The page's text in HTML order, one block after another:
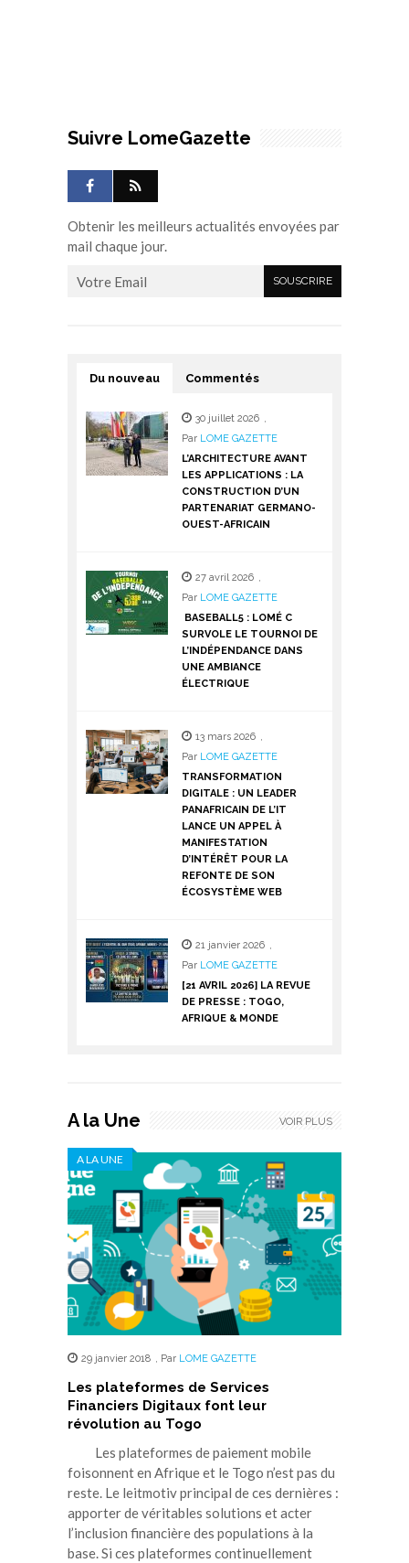
Suivre LomeGazette
Obtenir les meilleurs actualités envoyées par
mail chaque jour.
Du nouveau Commentés
30 juillet 2026 ,
Par LOME GAZETTE
L’ARCHITECTURE AVANT
LES APPLICATIONS : LA
CONSTRUCTION D’UN
PARTENARIAT GERMANO-
OUEST-AFRICAIN
27 avril 2026 ,
Par LOME GAZETTE
BASEBALL5 : LOMÉ C
SURVOLE LE TOURNOI DE
L’INDÉPENDANCE DANS
UNE AMBIANCE
ÉLECTRIQUE
13 mars 2026 ,
Par LOME GAZETTE
TRANSFORMATION
DIGITALE : UN LEADER
PANAFRICAIN DE L’IT
LANCE UN APPEL À
MANIFESTATION
D’INTÉRÊT POUR LA
REFONTE DE SON
ÉCOSYSTÈME WEB
21 janvier 2026 ,
Par LOME GAZETTE
[21 AVRIL 2026] LA REVUE
DE PRESSE : TOGO,
AFRIQUE & MONDE
A la Une
A LA UNE
29 janvier 2018 , Par LOME GAZETTE
Les plateformes de Services
Financiers Digitaux font leur
révolution au Togo
Les plateformes de paiement mobile
foisonnent en Afrique et le Togo n’est pas du
reste. Le leitmotiv principal de ces dernières :
apporter de véritables solutions et acter
l’inclusion financière des populations à la
base. Si ces plateformes continuellement
VOIR PLUS